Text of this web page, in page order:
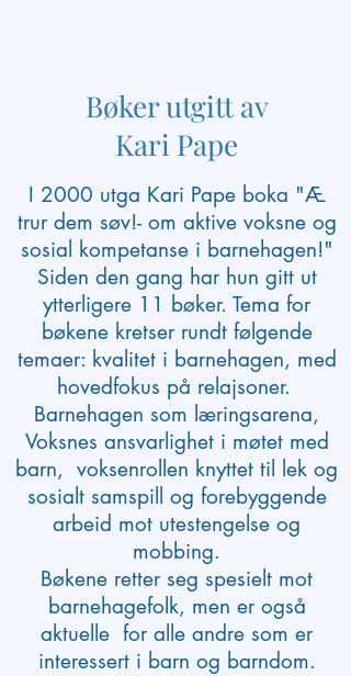
Bøker utgitt av
Kari Pape
I 2000 utga Kari Pape boka "Æ
trur dem søv!- om aktive voksne og
sosial kompetanse i barnehagen!"
Siden den gang har hun gitt ut
ytterligere 11 bøker. Tema for
bøkene kretser rundt følgende
temaer: kvalitet i barnehagen, med
hovedfokus på relajsoner.
Barnehagen som læringsarena,
Voksnes ansvarlighet i møtet med
barn, voksenrollen knyttet til lek og
sosialt samspill og forebyggende
arbeid mot utestengelse og
mobbing.
Bøkene retter seg spesielt mot
barnehagefolk, men er også
aktuelle for alle andre som er
interessert i barn og barndom.